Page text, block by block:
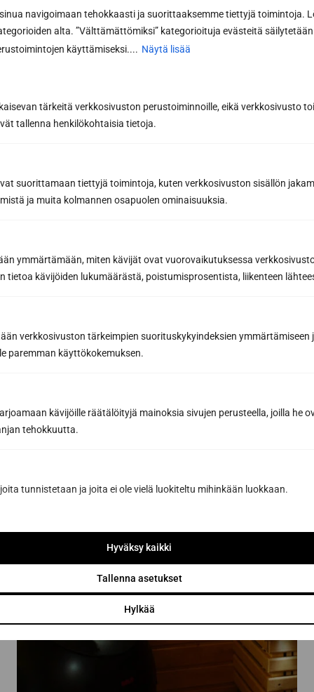
navigoimaan tehokkaasti ja suorittaaksemme tiettyjä toimintoja.
alta. ”Välttämättömiksi” kategorioituja evästeitä säilytetään
käyttämiseksi.... Näytä lisää
tärkeitä verkkosivuston perustoiminnoille, eikä verkkosivusto
tallenna henkilökohtaisia tietoja.
suorittamaan tiettyjä toimintoja, kuten verkkosivuston sisällön
ja muita kolmannen osapuolen ominaisuuksia.
ymmärtämään, miten kävijät ovat vuorovaikutuksessa
tietoa kävijöiden lukumäärästä, poistumisprosentista, liikenteen
verkkosivuston tärkeimpien suorituskykyindeksien ymmärtämiseen
paremman käyttökokemuksen.
kävijöille räätälöityjä mainoksia sivujen perusteella, joilla he
tehokkuutta.
tunnistetaan ja joita ei ole vielä luokiteltu mihinkään luokkaan.
Hylkää
Tallenna asetukset
Hyväksy kaikki
Viesti tai lisätiedot...
Lähettämällä viestin hyväksyt henkilötietojesi käsittelyn